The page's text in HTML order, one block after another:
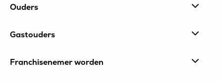
Site
footer
Ouders
Gastouders
Franchisenemer worden